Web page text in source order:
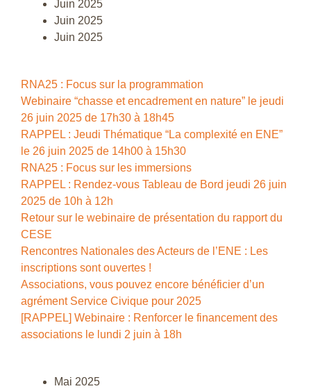
Juin 2025
Juin 2025
Juin 2025
RNA25 : Focus sur la programmation
Webinaire “chasse et encadrement en nature” le jeudi
26 juin 2025 de 17h30 à 18h45
RAPPEL : Jeudi Thématique “La complexité en ENE”
le 26 juin 2025 de 14h00 à 15h30
RNA25 : Focus sur les immersions
RAPPEL : Rendez-vous Tableau de Bord jeudi 26 juin
2025 de 10h à 12h
Retour sur le webinaire de présentation du rapport du
CESE
Rencontres Nationales des Acteurs de l’ENE : Les
inscriptions sont ouvertes !
Associations, vous pouvez encore bénéficier d’un
agrément Service Civique pour 2025
[RAPPEL] Webinaire : Renforcer le financement des
associations le lundi 2 juin à 18h
Mai 2025